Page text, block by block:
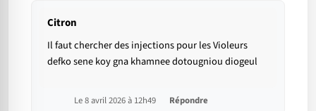
Citron
Il faut chercher des injections pour les Violeurs
defko sene koy gna khamnee dotougniou diogeul
Le 8 avril 2026 à 12h49 Répondre